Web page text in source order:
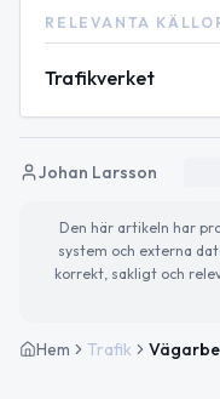
RELEVANTA
Trafikverket
Johan Larsson
Den här artikeln har
system och externa
korrekt, sakligt och
Hem Trafik